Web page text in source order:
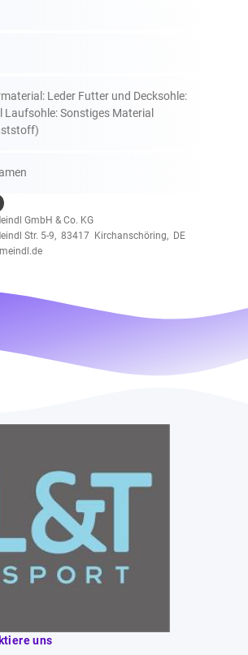
Leder Futter und Decksohle:
Laufsohle: Sonstiges Material
GmbH & Co. KG
Str. 5-9, 83417 Kirchanschöring, DE
uns